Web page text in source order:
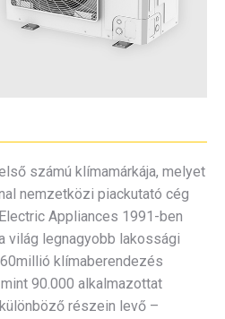
számú klímamárkája, melyet
nemzetközi piackutató cég
Appliances 1991-ben
világ legnagyobb lakossági
klímaberendezés
90.000 alkalmazottat
részein levő –